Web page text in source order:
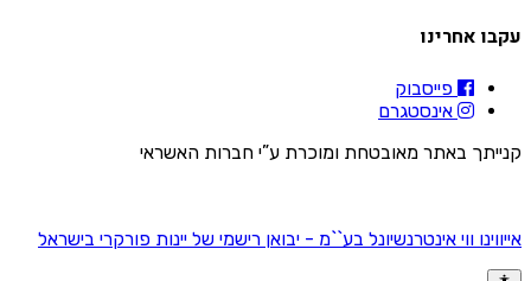
עקבו אחרינו
פייסבוק
אינסטגרם
קנייתך באתר מאובטחת ומוכרת ע”י חברות האשראי
אייווינו ווי אינטרנשיונל בע``מ - יבואן רישמי של יינות פורקרי בישראל